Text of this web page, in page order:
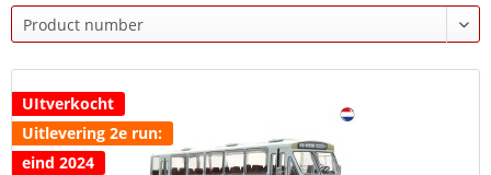
UItverkocht
Uitlevering 2e run:
eind 2024